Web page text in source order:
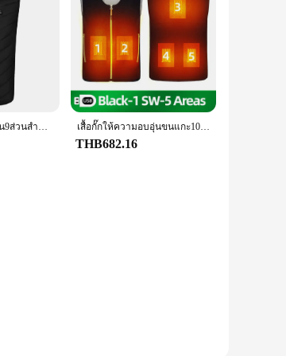
เสื้อกั๊กให้ความอบอุ่น9ส่วนสำหรับผู้ชายและผู้หญิง, เสื้อกั๊กให้ความร้อนด้วยไฟฟ้ามีช่องเสียบ USB ให้ความอบอุ่นเสื้อกั๊กให้ความอุ่นร่างกายฤดูหนาว เสื้อกั๊กให้ความอบอุ่นขนแกะ10พื้นที่, เสื้อกั๊กให้ความร้อนด้วยตนเองไฟฟ้าสำหรับผู้ชายและผู้หญิงเสื้อโค้ทเสื้อกั๊กให้ความอบอุ่นมีช่องเสียบ USB
THB682.16